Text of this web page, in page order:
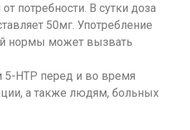
потребности. В сутки доза
50мг. Употребление
нормы может вызвать
5-HTP перед и во время
а также людям, больных